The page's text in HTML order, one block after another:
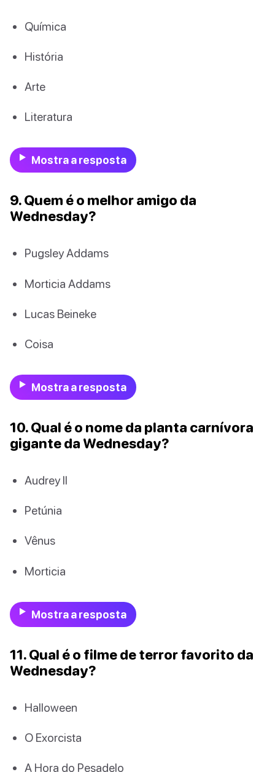
Química
História
Arte
Literatura
Mostra a resposta
9. Quem é o melhor amigo da
Wednesday?
Pugsley Addams
Morticia Addams
Lucas Beineke
Coisa
Mostra a resposta
10. Qual é o nome da planta carnívora
gigante da Wednesday?
Audrey II
Petúnia
Vênus
Morticia
Mostra a resposta
11. Qual é o filme de terror favorito da
Wednesday?
Halloween
O Exorcista
A Hora do Pesadelo